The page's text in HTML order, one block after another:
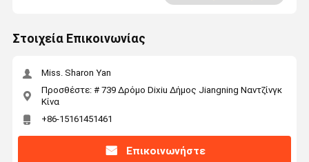
Στοιχεία Επικοινωνίας
Miss. Sharon Yan
Προσθέστε: # 739 Δρόμο Dixiu Δήμος Jiangning Ναντζίνγκ
Κίνα
+86-15161451461
Επικοινωνήστε